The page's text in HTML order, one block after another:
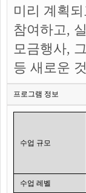
미리 계획
참여하고,
모금행사,
등 새로운
프로그램 정보
수업 규모
수업 레벨